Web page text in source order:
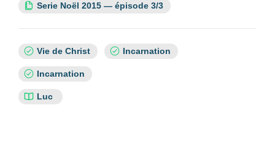
Cette ressource fait partie de la série :
Serie Noël 2015 — épisode 3/3
SujetsVie de Christ Incarnation
Incarnation
Références
Luc